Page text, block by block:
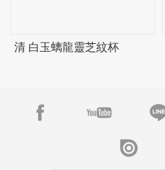
清 白玉螭龍靈芝紋杯